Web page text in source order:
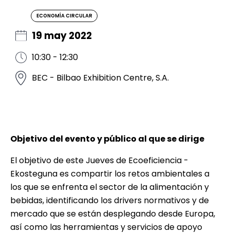
ECONOMÍA CIRCULAR
19 may 2022
10:30 - 12:30
BEC - Bilbao Exhibition Centre, S.A.
Objetivo del evento y público al que se dirige
El objetivo de este Jueves de Ecoeficiencia -
Ekosteguna es compartir los retos ambientales a
los que se enfrenta el sector de la alimentación y
bebidas, identificando los drivers normativos y de
mercado que se están desplegando desde Europa,
así como las herramientas y servicios de apoyo